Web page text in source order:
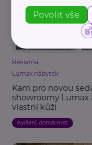
Reklama
Lumax nábytek
Kam pro novou
showroomy Lumax
vlastní kůži
Bydlení, domácnost
Povolit vše